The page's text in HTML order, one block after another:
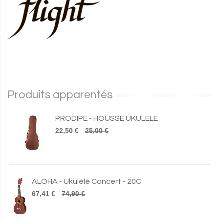
Produits apparentés
PRODIPE - HOUSSE UKULELE
22,50 €
25,00 €
ALOHA - Ukulélé Concert - 20C
67,41 €
74,90 €